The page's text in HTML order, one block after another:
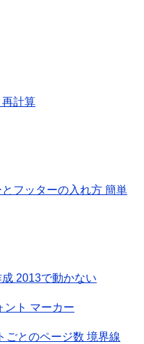
計算
フッターの入れ方 簡単
2013で動かない
ント マーカー
ごとのページ数 境界線